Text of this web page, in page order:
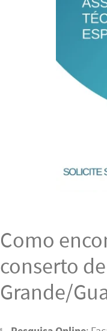
Como
conserto
Grande/